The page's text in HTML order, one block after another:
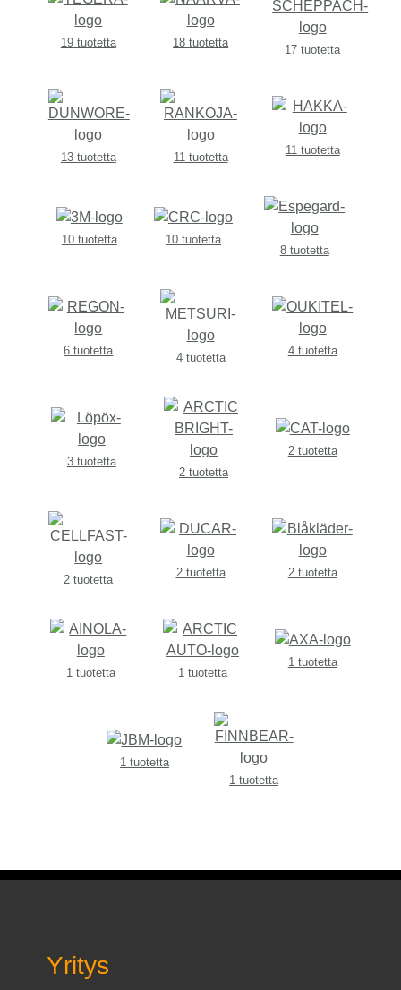
19 tuotetta 18 tuotetta
17 tuotetta
13 tuotetta 11 tuotetta
11 tuotetta
10 tuotetta
10 tuotetta
8 tuotetta
6 tuotetta
4 tuotetta
4 tuotetta
3 tuotetta
2 tuotetta
2 tuotetta
2 tuotetta
2 tuotetta 2 tuotetta
1 tuotetta 1 tuotetta
1 tuotetta
1 tuotetta
1 tuotetta
Yritys